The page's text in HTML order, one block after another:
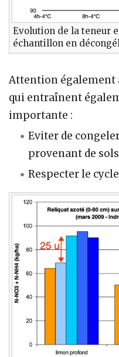
Evolution de la teneur
échantillon en
Attention également
qui entraînent
importante :
Eviter de
provenant de
Respecter le